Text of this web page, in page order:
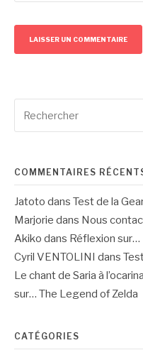
pour
COMMENTAIRES
Jatoto dans Test de la
Marjorie dans Nous
Akiko dans Réflexion sur…
Cyril VENTOLINI dans
Le chant de Saria à
sur… The Legend of Zelda
CATÉGORIES